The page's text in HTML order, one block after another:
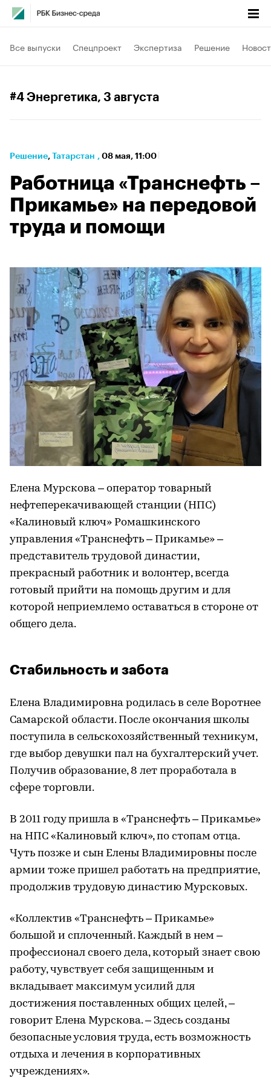
Все выпуски Спецпроект Экспертиза Решение
#4 Энергетика, 3 августа
Решение⁠, Татарстан , 08 мая, 11:00
Работница «Транснефть –
Прикамье» на передовой
труда и помощи
Елена Мурскова – оператор товарный
нефтеперекачивающей станции (НПС)
«Калиновый ключ» Ромашкинского
управления «Транснефть – Прикамье» –
представитель трудовой династии,
прекрасный работник и волонтер, всегда
готовый прийти на помощь другим и для
которой неприемлемо оставаться в стороне от
общего дела.
Стабильность и забота
Елена Владимировна родилась в селе Воротнее
Самарской области. После окончания школы
поступила в сельскохозяйственный техникум,
где выбор девушки пал на бухгалтерский учет.
Получив образование, 8 лет проработала в
сфере торговли.
В 2011 году пришла в «Транснефть – Прикамье»
на НПС «Калиновый ключ», по стопам отца.
Чуть позже и сын Елены Владимировны после
армии тоже пришел работать на предприятие,
продолжив трудовую династию Мурсковых.
«Коллектив «Транснефть – Прикамье»
большой и сплоченный. Каждый в нем –
профессионал своего дела, который знает свою
работу, чувствует себя защищенным и
вкладывает максимум усилий для
достижения поставленных общих целей, –
говорит Елена Мурскова. – Здесь созданы
безопасные условия труда, есть возможность
отдыха и лечения в корпоративных
учреждениях».